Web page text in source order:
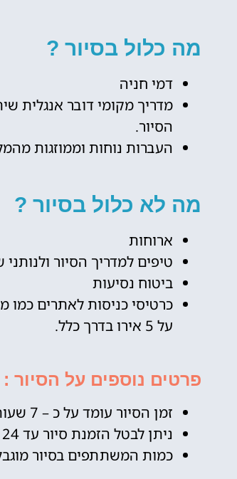
מה כלול בסיור ?
דמי חניה
מדריך מקומי דובר אנגלית
הסיור.
העברות נוחות וממוזגות
מה לא כלול בסיור ?
ארוחות
טיפים למדריך הסיור ולנותני
ביטוח נסיעות
כרטיסי כניסות לאתרים
על 5 אירו בדרך כלל.
פרטים נוספים על הסיור :
זמן הסיור עומד על כ – 7 שעות.
ניתן לבטל הזמנת סיור עד 24 שעות מהמועד שנקבע.
כמות המשתתפים בסיור מוגבלת עד 8 נפשות